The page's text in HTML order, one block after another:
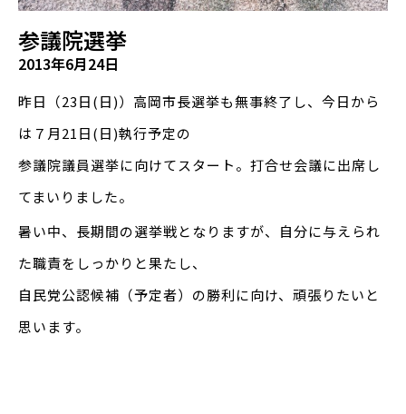
参議院選挙
2013年6月24日
昨日（23日(日)）高岡市長選挙も無事終了し、今日から
は７月21日(日)執行予定の
参議院議員選挙に向けてスタート。打合せ会議に出席し
てまいりました。
暑い中、長期間の選挙戦となりますが、自分に与えられ
た職責をしっかりと果たし、
自民党公認候補（予定者）の勝利に向け、頑張りたいと
思います。